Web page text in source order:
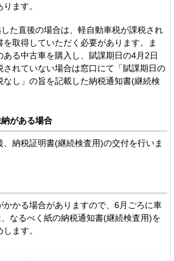
ます。
た直後の場合は、軽自動車税が課税され
取得していただく必要があります。ま
ある中古車を購入し、賦課期日の4月2日
されていない場合は窓口にて「賦課期日の
なし」の旨を記載した納税通知書(継続検
がある場合
納税証明書(継続検査用)の交付を行いま
かかる場合がありますので、6月ごろに車
なるべく紙の納税通知書(継続検査用)を
ます。